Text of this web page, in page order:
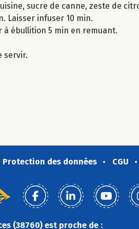
sucre de canne, zeste de
Laisser infuser 10 min.
à ébullition 5 min en remuant.
servir.
Protection des données CGU
(38760) est proche de :